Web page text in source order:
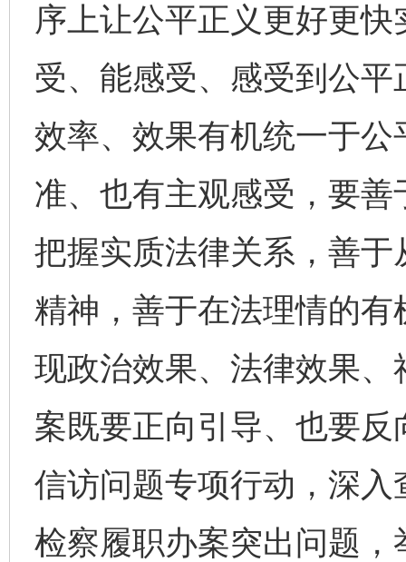
序上让公平正义更好更
受、能感受、感受到公
效率、效果有机统一于
准、也有主观感受，要
把握实质法律关系，善
精神，善于在法理情的
现政治效果、法律效果
案既要正向引导、也要
信访问题专项行动，深
检察履职办案突出问题